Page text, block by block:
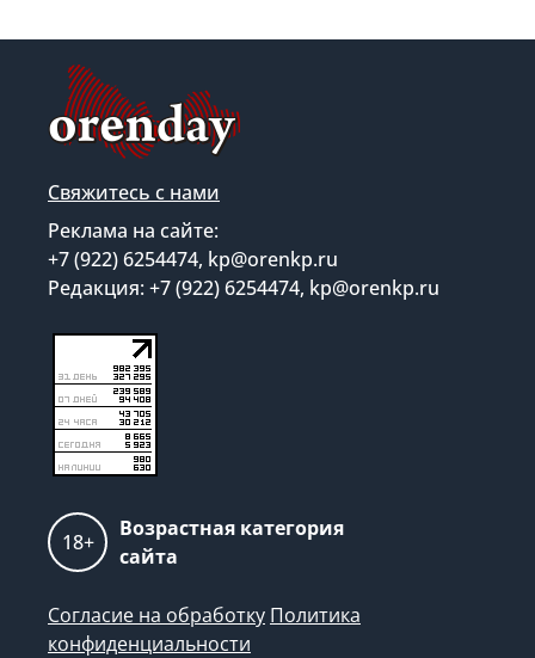
Свяжитесь с нами
Реклама на сайте:
+7 (922) 6254474, kp@orenkp.ru
Редакция: +7 (922) 6254474, kp@orenkp.ru
18+
Возрастная категория
сайта
Согласие на обработку Политика
конфиденциальности